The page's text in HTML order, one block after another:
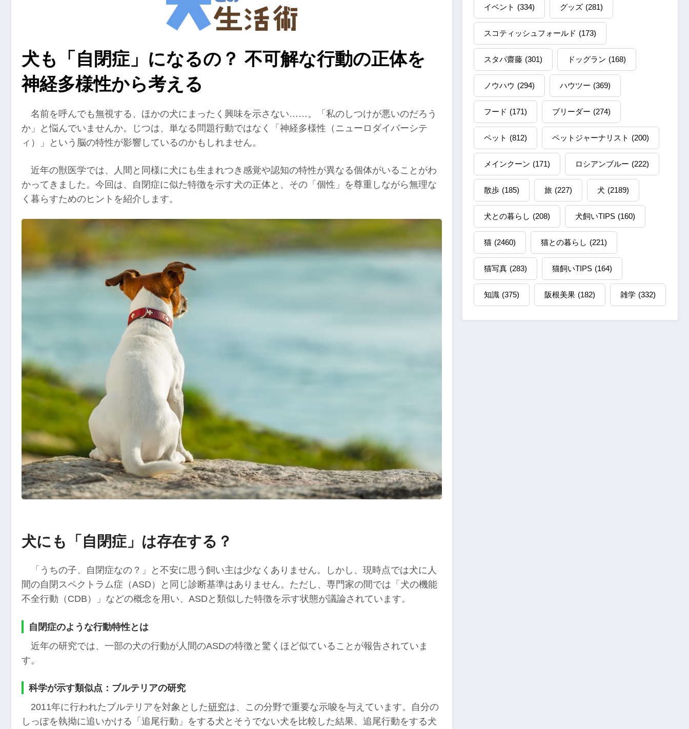
犬も「自閉症」になるの？ 不可解な行動の正体を
神経多様性から考える
名前を呼んでも無視する、ほかの犬にまったく興味を示さない……。「私のしつけが悪いのだろう
か」と悩んでいませんか。じつは、単なる問題行動ではなく「神経多様性（ニューロダイバーシテ
ィ）」という脳の特性が影響しているのかもしれません。
近年の獣医学では、人間と同様に犬にも生まれつき感覚や認知の特性が異なる個体がいることがわ
かってきました。今回は、自閉症に似た特徴を示す犬の正体と、その「個性」を尊重しながら無理な
く暮らすためのヒントを紹介します。
犬にも「自閉症」は存在する？
「うちの子、自閉症なの？」と不安に思う飼い主は少なくありません。しかし、現時点では犬に人
間の自閉スペクトラム症（ASD）と同じ診断基準はありません。ただし、専門家の間では「犬の機能
不全行動（CDB）」などの概念を用い、ASDと類似した特徴を示す状態が議論されています。
自閉症のような行動特性とは
近年の研究では、一部の犬の行動が人間のASDの特徴と驚くほど似ていることが報告されていま
す。
科学が示す類似点：ブルテリアの研究
2011年に行われたブルテリアを対象とした研究は、この分野で重要な示唆を与えています。自分の
しっぽを執拗に追いかける「追尾行動」をする犬とそうでない犬を比較した結果、追尾行動をする犬
イベント (334) グッズ (281)
スコティッシュフォールド (173)
スタパ齋藤 (301) ドッグラン (168)
ノウハウ (294) ハウツー (369)
フード (171) ブリーダー (274)
ペット (812) ペットジャーナリスト (200)
メインクーン (171) ロシアンブルー (222)
散歩 (185) 旅 (227) 犬 (2189)
犬との暮らし (208) 犬飼いTIPS (160)
猫 (2460) 猫との暮らし (221)
猫写真 (283) 猫飼いTIPS (164)
知識 (375) 阪根美果 (182) 雑学 (332)